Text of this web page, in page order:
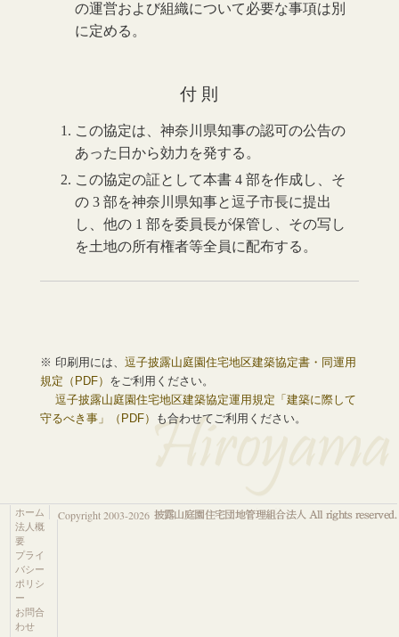
の運営および組織について必要な事項は別
に定める。
付 則
この協定は、神奈川県知事の認可の公告の
あった日から効力を発する。
この協定の証として本書 4 部を作成し、そ
の 3 部を神奈川県知事と逗子市長に提出
し、他の 1 部を委員長が保管し、その写し
を土地の所有権者等全員に配布する。
※ 印刷用には、 逗子披露山庭園住宅地区建築協定書・同運用
規定（PDF） をご利用ください。
逗子披露山庭園住宅地区建築協定運用規定「建築に際して
守るべき事」（PDF）
も合わせてご利用ください。
Copyright 2003-2026
ホーム
法人概
要
プライ
バシー
ポリシ
ー
お問合
わせ